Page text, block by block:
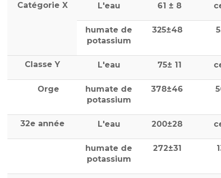
Catégorie X L'eau 61 ± 8
humate de
potassium
325±48
Classe Y L'eau 75± 11
Orge
humate de
potassium
378±46
32e année L'eau 200±28
humate de
potassium
272±31